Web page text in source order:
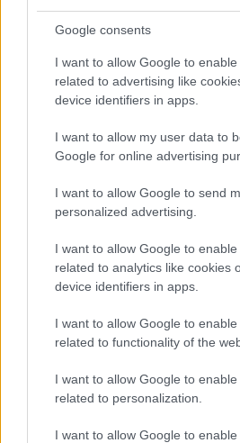
Google consents
I want to allow Google to
related to advertising like
device identifiers in apps.
I want to allow my user data to
Google for online advertising
I want to allow Google to send
personalized advertising.
I want to allow Google to
related to analytics like cookies
device identifiers in apps.
I want to allow Google to
related to functionality of the
I want to allow Google to
related to personalization.
I want to allow Google to
ΤΟ ΠΑΡΟΝ ΤΗΣ